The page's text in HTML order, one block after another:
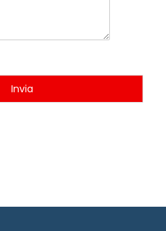
Invia